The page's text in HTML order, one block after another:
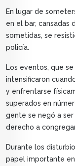
En lugar de
en el bar, cansadas
sometidas, se
policía.
Los eventos, que
intensificaron
y enfrentarse
superados en
gente se negó a
derecho a
Durante los
papel importante